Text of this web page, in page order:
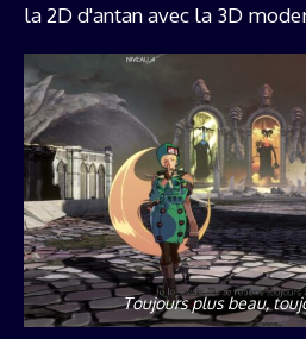
la 2D d'antan avec la 3D
Toujours plus beau,